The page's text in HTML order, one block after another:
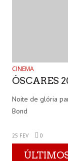
CINEMA
ÓSCARES
Noite de glória
Bond
25 FEV 0